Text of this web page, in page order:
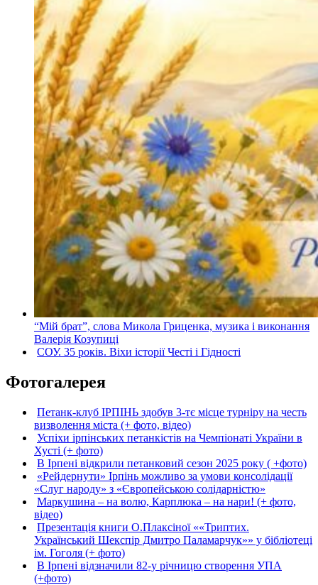
“Мій брат”, слова Микола Гриценка, музика і виконання
Валерія Козупиці
СОУ. 35 років. Віхи історії Честі і Гідності
Фотогалерея
Петанк-клуб ІРПІНЬ здобув 3-тє місце турніру на честь
визволення міста (+ фото, відео)
Успіхи ірпінських петанкістів на Чемпіонаті України в
Хусті (+ фото)
В Ірпені відкрили петанковий сезон 2025 року ( +фото)
«Рейдернути» Ірпінь можливо за умови консолідації
«Слуг народу» з «Європейською солідарністю»
Маркушина – на волю, Карплюка – на нари! (+ фото,
відео)
Презентація книги О.Плаксіної ««Триптих.
Український Шекспір Дмитро Паламарчук»» у бібліотеці
ім. Гоголя (+ фото)
В Ірпені відзначили 82-у річницю створення УПА
(+фото)